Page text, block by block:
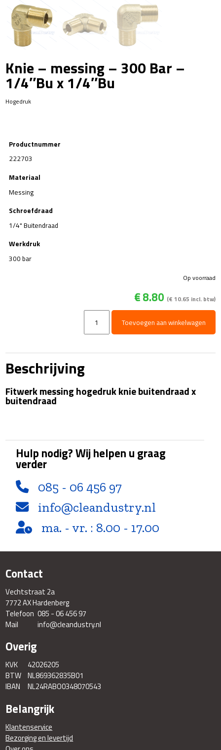
Knie – messing – 300 Bar –
1/4″Bu x 1/4″Bu
Hogedruk
Productnummer
222703
Materiaal
Messing
Schroefdraad
1/4" Buitendraad
Werkdruk
300 bar
€8.80 (€ 10.65 incl. btw)
Op voorraad
messing
Bar
1/4"Bu
Toevoegen aan winkelwagen
Beschrijving
Fitwerk messing hogedruk knie buitendraad x
buitendraad
Hulp nodig? Wij helpen u graag
verder
085 - 06 456 97
info@cleandustry.nl
ma. - vr. : 8.00 - 17.00
Contact
Vechtstraat 2a
7772 AX Hardenberg
Telefoon 085 - 06 456 97
Mail
info@cleandustry.nl
Overig
KVK
42026205
BTW NL869362835B01
IBAN
NL24RABO0348070543
Belangrijk
Klantenservice
Bezorging en levertijd